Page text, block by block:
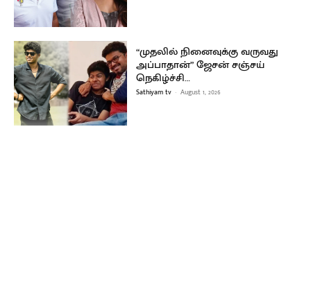
“முதலில் நினைவுக்கு வருவது
அப்பாதான்” ஜேசன் சஞ்சய்
நெகிழ்ச்சி…
Sathiyam tv - August 1, 2026